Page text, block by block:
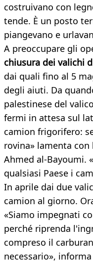
costruivano con
tende. È un posto
piangevano e
A preoccupare gli
chiusura dei valichi
dai quali fino al 5
degli aiuti. Da
palestinese del
fermi in attesa sul
camion frigorifero:
rovina» lamenta con
Ahmed al-Bayoumi.
qualsiasi Paese i
In aprile dai due
camion al giorno.
«Siamo impegnati
perché riprenda
compreso il
necessario»,